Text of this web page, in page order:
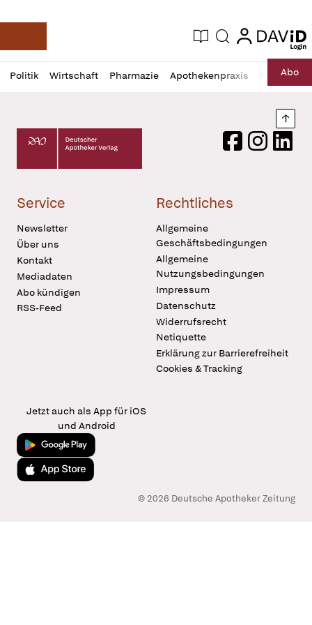
Deutsche Apotheker Zeitung
Aktuelle Ausgabe
Suche login
login
Politik Wirtschaft Pharmazie Apothekenpraxis RechtAbo
Profil
öffnen
Daz
Pur
Deutscher Apotheker Verlag Logo
FacebookInstagram
Service
Newsletter
Über uns
Kontakt
Mediadaten
Abo kündigen
RSS-Feed
Rechtliches
Allgemeine
Geschäftsbedingungen
Allgemeine
Nutzungsbedingungen
Impressum
Datenschutz
Widerrufsrecht
Netiquette
Erklärung zur Barrierefreiheit
Cookies & Tracking
Jetzt auch als App für iOS
und Android
Jetzt bei Google Play
Laden im App Store
© 2026 Deutsche Apotheker Zeitung